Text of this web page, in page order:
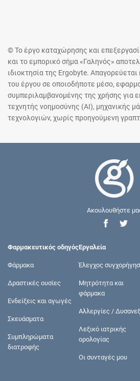
© Το έργο καταχώρησης και
και το εμπορικό σήμα «Γαληνός»
ιδιοκτησία της Ergobyte.
του έργου σε οποιοδήποτε μέσο,
συμπεριλαμβανομένης της χρήσης για
τεχνητής νοημοσύνης (AI), μηχανικής
τεχνολογιών, χωρίς προηγούμενη
Ακουλουθήστε
Φαρμακευτικός οδηγός
Φάρμακα
Δραστικές ουσίες
Ενδείξεις και αγωγές
Σκευάσματα
Συμπληρώματα
διατροφής
Εργαλεία
Έλεγχος
Μητρότητα και
φάρμακα
Αλλεργίες /
Λεξικό ιατρικής
ορολογίας
Οι συνταγές μου